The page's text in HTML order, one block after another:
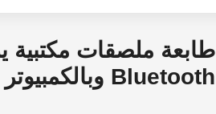
طابعة ملصقات مكتبية
Bluetooth وبالكمبيوتر